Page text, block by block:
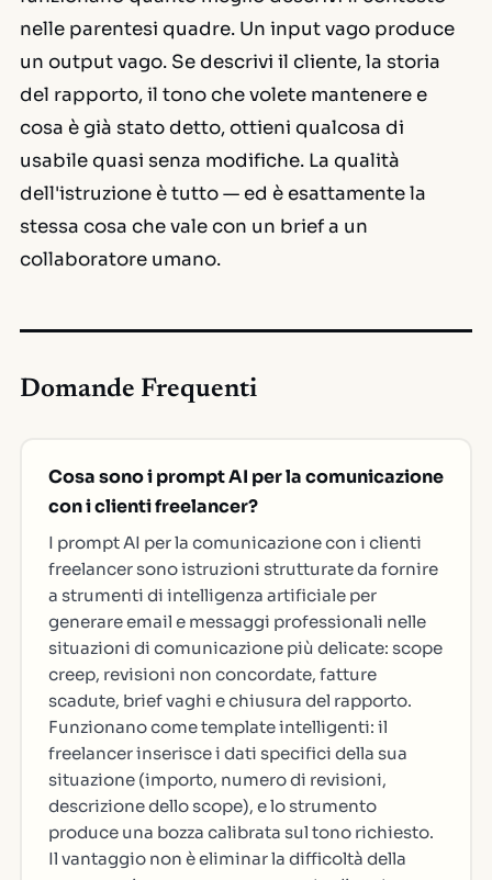
nelle parentesi quadre. Un input vago produce
un output vago. Se descrivi il cliente, la storia
del rapporto, il tono che volete mantenere e
cosa è già stato detto, ottieni qualcosa di
usabile quasi senza modifiche. La qualità
dell'istruzione è tutto — ed è esattamente la
stessa cosa che vale con un brief a un
collaboratore umano.
Domande Frequenti
Cosa sono i prompt AI per la comunicazione
con i clienti freelancer?
I prompt AI per la comunicazione con i clienti
freelancer sono istruzioni strutturate da fornire
a strumenti di intelligenza artificiale per
generare email e messaggi professionali nelle
situazioni di comunicazione più delicate: scope
creep, revisioni non concordate, fatture
scadute, brief vaghi e chiusura del rapporto.
Funzionano come template intelligenti: il
freelancer inserisce i dati specifici della sua
situazione (importo, numero di revisioni,
descrizione dello scope), e lo strumento
produce una bozza calibrata sul tono richiesto.
Il vantaggio non è eliminar la difficoltà della